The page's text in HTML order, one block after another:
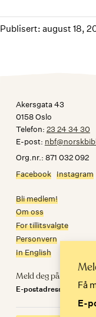
Publisert: august 18,
Akersgata 43
0158 Oslo
Telefon: 23 24 34 30
E-post:
Org.nr.: 871 032 092
Facebook Instagram
Bli medlem!
Om oss
For tillitsvalgte
Personvern
In English
Meld deg på
E-postadresse
Få
E-